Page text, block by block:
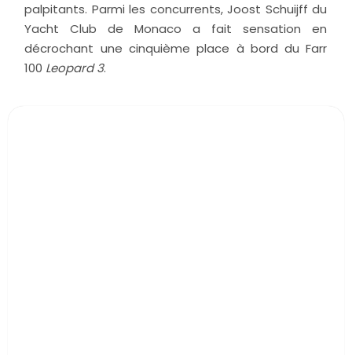
palpitants. Parmi les concurrents, Joost Schuijff du
Yacht Club de Monaco a fait sensation en
décrochant une cinquième place à bord du Farr
100 Leopard 3.